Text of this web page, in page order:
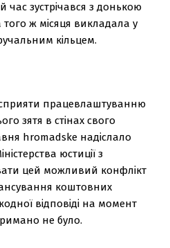
час зустрічався з донькою
того ж місяця викладала у
кільцем.
працевлаштуванню
зятя в стінах свого
hromadske надіслало
юстиції з
цей можливий конфлікт
коштовних
відповіді на момент
не було.